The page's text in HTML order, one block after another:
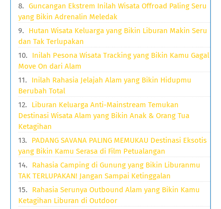
Guncangan Ekstrem Inilah Wisata Offroad Paling Seru
yang Bikin Adrenalin Meledak
Hutan Wisata Keluarga yang Bikin Liburan Makin Seru
dan Tak Terlupakan
Inilah Pesona Wisata Tracking yang Bikin Kamu Gagal
Move On dari Alam
Inilah Rahasia Jelajah Alam yang Bikin Hidupmu
Berubah Total
Liburan Keluarga Anti-Mainstream Temukan
Destinasi Wisata Alam yang Bikin Anak & Orang Tua
Ketagihan
PADANG SAVANA PALING MEMUKAU Destinasi Eksotis
yang Bikin Kamu Serasa di Film Petualangan
Rahasia Camping di Gunung yang Bikin Liburanmu
TAK TERLUPAKAN! Jangan Sampai Ketinggalan
Rahasia Serunya Outbound Alam yang Bikin Kamu
Ketagihan Liburan di Outdoor